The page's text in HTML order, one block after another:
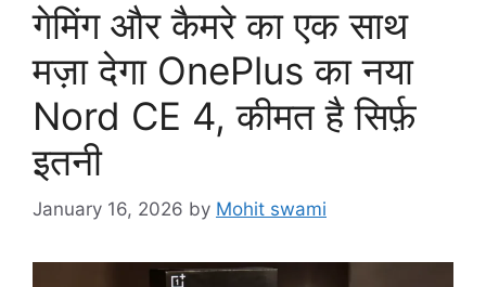
गेमिंग और कैमरे का एक साथ
मज़ा देगा OnePlus का नया
Nord CE 4, कीमत है सिर्फ़
इतनी
January 16, 2026 by Mohit swami